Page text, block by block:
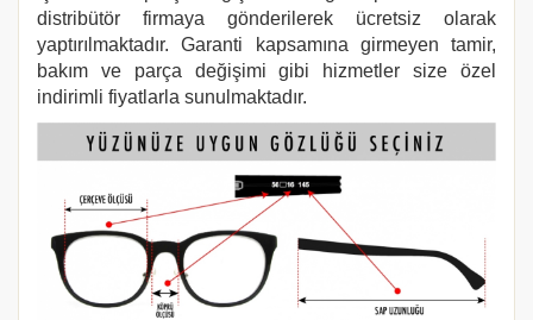
distribütör firmaya gönderilerek ücretsiz olarak
yaptırılmaktadır. Garanti kapsamına girmeyen tamir,
bakım ve parça değişimi gibi hizmetler size özel
indirimli fiyatlarla sunulmaktadır.